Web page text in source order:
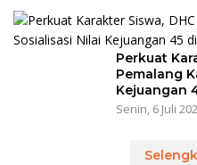
Perkuat
Pemalang
Kejuangan
Senin, 6 Juli